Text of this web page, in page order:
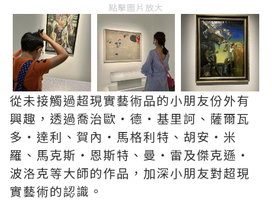
點擊圖片放大
從未接觸過超現實藝術品的小朋友份外有
興趣，透過喬治歐‧德‧基里訶、薩爾瓦
多‧達利、賀內‧馬格利特、胡安‧米
羅、馬克斯‧恩斯特、曼‧雷及傑克遜‧
波洛克等大師的作品，加深小朋友對超現
實藝術的認識。